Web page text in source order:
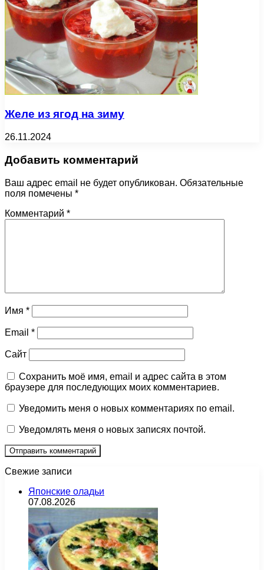
Желе из ягод на зиму
26.11.2024
Добавить комментарий
Ваш адрес email не будет опубликован. Обязательные
поля помечены *
Комментарий *
Имя *
Email *
Сайт
Сохранить моё имя, email и адрес сайта в этом
браузере для последующих моих комментариев.
Уведомить меня о новых комментариях по email.
Уведомлять меня о новых записях почтой.
Свежие записи
Японские оладьи
07.08.2026